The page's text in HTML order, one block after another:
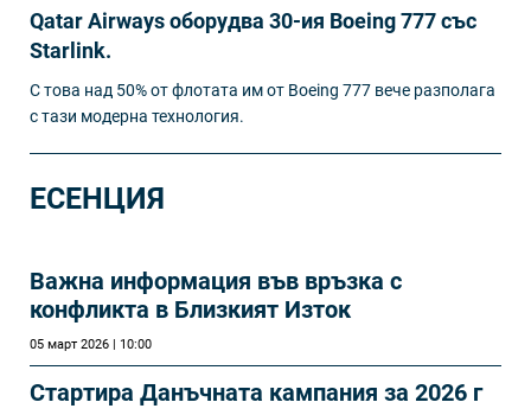
Qatar Airways оборудва 30-ия Boeing 777 със
Starlink.
С това над 50% от флотата им от Boeing 777 вече разполага
с тази модерна технология.
ЕСЕНЦИЯ
Важна информация във връзка с
конфликта в Близкият Изток
05 март 2026 | 10:00
Стартира Данъчната кампания за 2026 г